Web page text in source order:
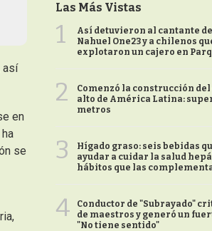
así
en
se
Las Más Vistas
1
Así detuvieron al cantante
Nahuel One23 y a chilenos
explotaron un cajero en
2
Comenzó la construcción
alto de América Latina:
metros
3
Hígado graso: seis bebidas
ayudar a cuidar la salud
hábitos que las
4
Conductor de "Subrayado"
de maestros y generó un
"No tiene sentido"